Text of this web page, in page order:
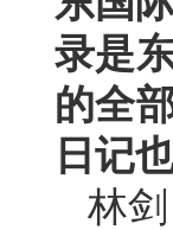
录是
的全
日记
林